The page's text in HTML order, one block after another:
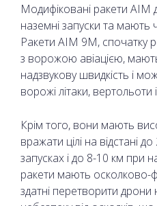
Модифіковані ракети
наземні запуски та мають
Ракети AIM 9M, спочатку
з ворожою авіацією,
надзвукову швидкість і
ворожі літаки, вертольоти
Крім того, вони мають
вражати цілі на відстані
запусках і до 8-10 км при
ракети мають осколково-
здатні перетворити